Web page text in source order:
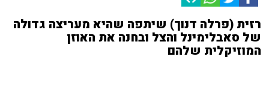
רזית (פרלה דנוך) שיתפה שהיא מעריצה גדולה
של סאבלימינל והצל ובחנה את האוזן
המוזיקלית שלהם